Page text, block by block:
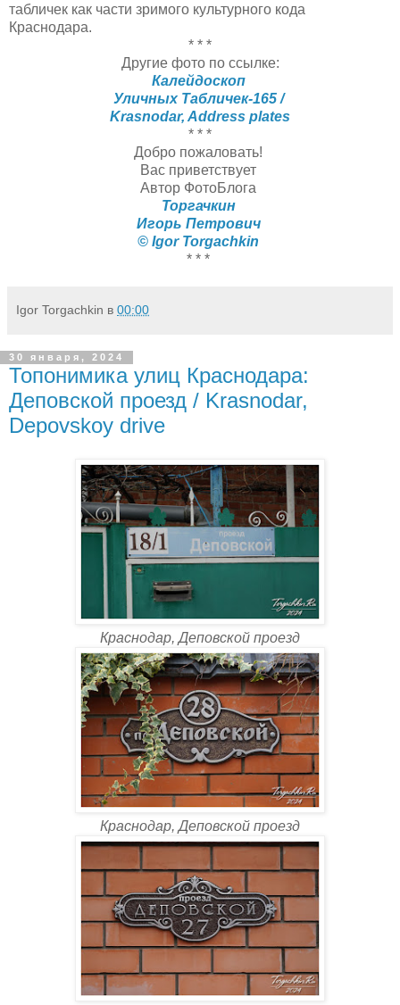
табличек как части зримого культурного кода
Краснодара.
* * *
Другие фото по ссылке:
Калейдоскоп
Уличных Табличек-165 /
Krasnodar, Address plates
* * *
Добро пожаловать!
Вас приветствует
Автор ФотоБлога
Торгачкин
Игорь Петрович
© Igor Torgachkin
* * *
Igor Torgachkin в 00:00
30 января, 2024
Топонимика улиц Краснодара:
Деповской проезд / Krasnodar,
Depovskoy drive
Краснодар, Деповской проезд
Краснодар, Деповской проезд